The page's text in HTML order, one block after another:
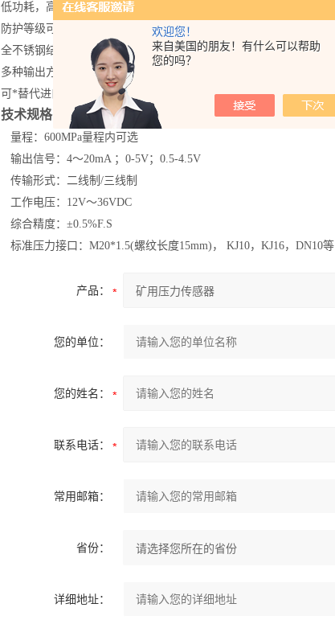
欢迎您！
来自美国的朋友！有什么可以帮助
您的吗？
低功耗，高稳定
防护等级可高达IP67
全不锈钢结构，坚固可靠
多种输出方式
可*替代进口产品
技术规格：
量程： 600MPa量程内可选
输出信号：4～20mA ；0-5V；0.5-4.5V
传输形式：二线制/三线制
工作电压： 12V～36VDC
综合精度：±0.5%F.S
标准压力接口： M20*1.5(螺纹长度15mm) ， KJ10， KJ16， DN10等
产品：
您的单位：
您的姓名：
联系电话：
常用邮箱：
省份：
详细地址：